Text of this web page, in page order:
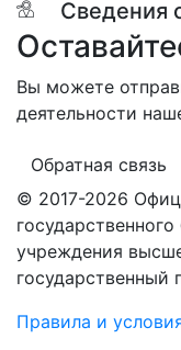
Сведения
Вы можете
деятельности
Обратная связь
© 2017-2026
учреждения
государственный
Правила и